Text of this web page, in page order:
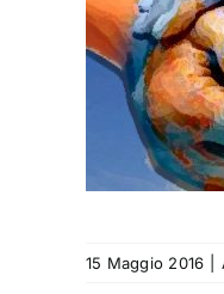
15 Maggio 2016